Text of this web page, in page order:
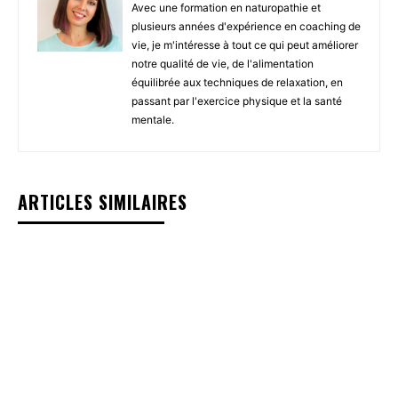
Avec une formation en naturopathie et
plusieurs années d'expérience en coaching de
vie, je m'intéresse à tout ce qui peut améliorer
notre qualité de vie, de l'alimentation
équilibrée aux techniques de relaxation, en
passant par l'exercice physique et la santé
mentale.
ARTICLES SIMILAIRES